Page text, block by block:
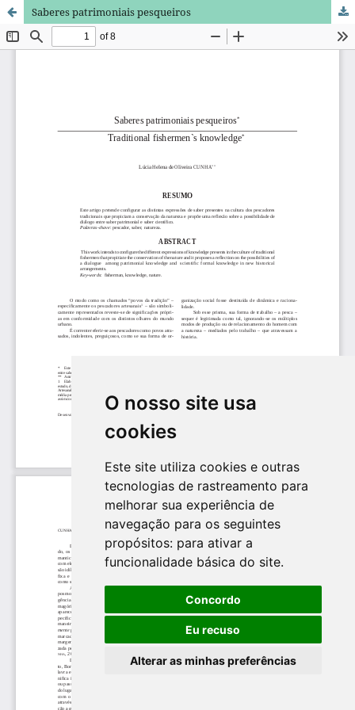
O nosso site usa
cookies
Este site utiliza cookies e outras
tecnologias de rastreamento para
melhorar sua experiência de
navegação para os seguintes
propósitos: para ativar a
funcionalidade básica do site.
Concordo
Eu recuso
Alterar as minhas preferências
Saberes patrimoniais pesqueiros